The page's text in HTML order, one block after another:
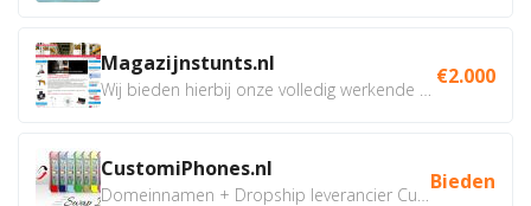
Magazijnstunts.nl €2.000
CustomiPhones.nl Bieden